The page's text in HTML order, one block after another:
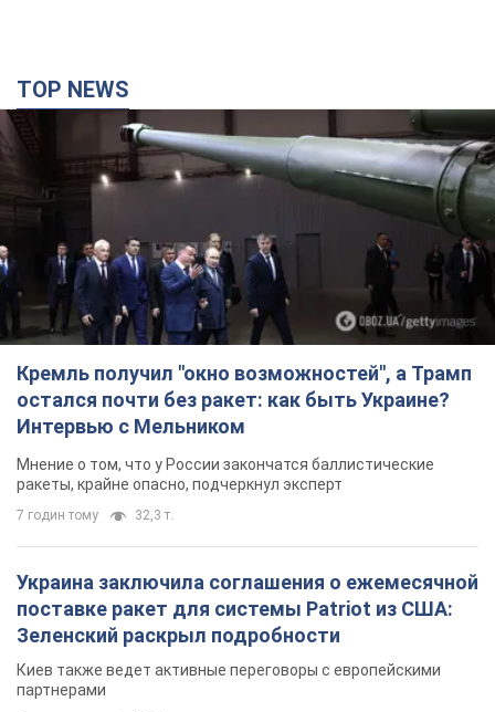
TOP NEWS
Кремль получил "окно возможностей", а Трамп
остался почти без ракет: как быть Украине?
Интервью с Мельником
Мнение о том, что у России закончатся баллистические
ракеты, крайне опасно, подчеркнул эксперт
7 годин тому 32,3 т.
Украина заключила соглашения о ежемесячной
поставке ракет для системы Patriot из США:
Зеленский раскрыл подробности
Киев также ведет активные переговоры с европейскими
партнерами